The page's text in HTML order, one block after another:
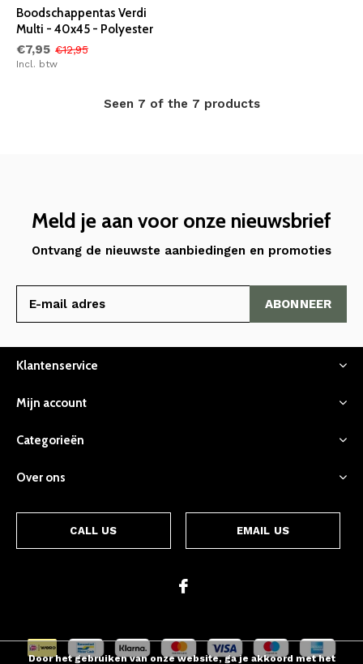
Boodschappentas Verdi
Multi - 40x45 - Polyester
€7,95 €12,95
Incl. btw
Seen 7 of the 7 products
Meld je aan voor onze nieuwsbrief
Ontvang de nieuwste aanbiedingen en promoties
ABONNEER
Klantenservice
Mijn account
Categorieën
Over ons
CALL US EMAIL US
Door het gebruiken van onze website, ga je akkoord met het